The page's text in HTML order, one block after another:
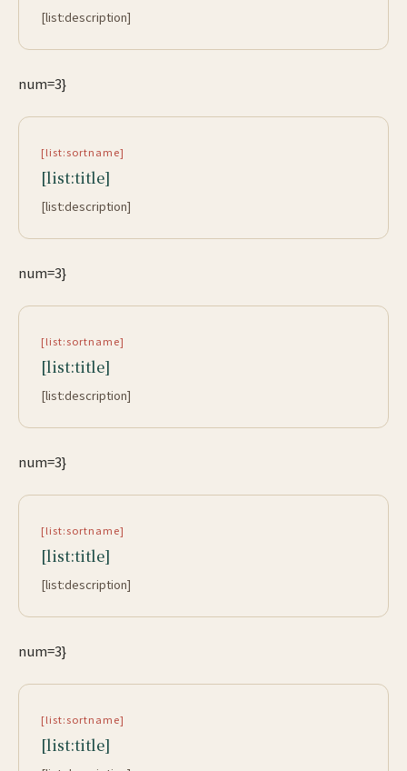
[list:description]
num=3}
[list:sortname]
[list:title]
[list:description]
num=3}
[list:sortname]
[list:title]
[list:description]
num=3}
[list:sortname]
[list:title]
[list:description]
num=3}
[list:sortname]
[list:title]